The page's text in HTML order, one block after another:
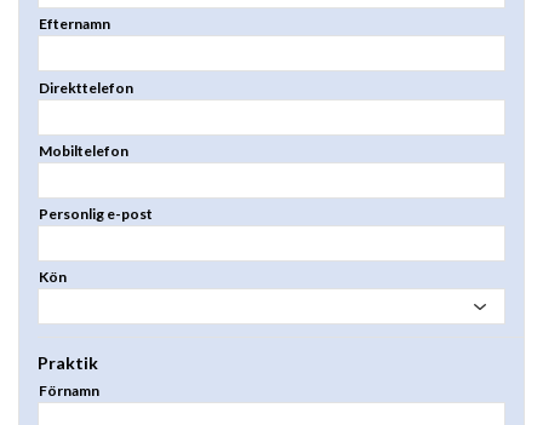
Efternamn
Direkttelefon
Mobiltelefon
Personlig e-post
Kön
Praktik
Förnamn